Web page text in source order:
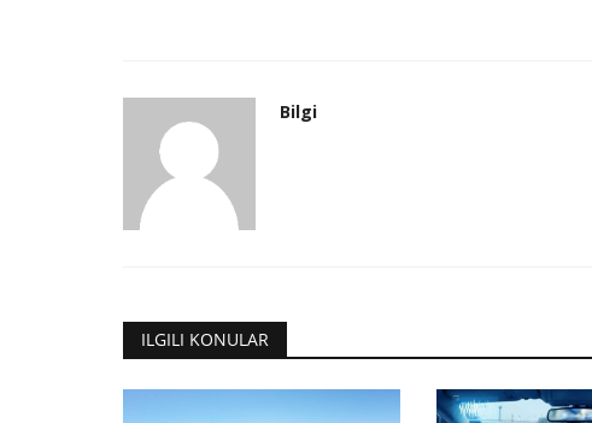
Bilgi
ILGILI KONULAR